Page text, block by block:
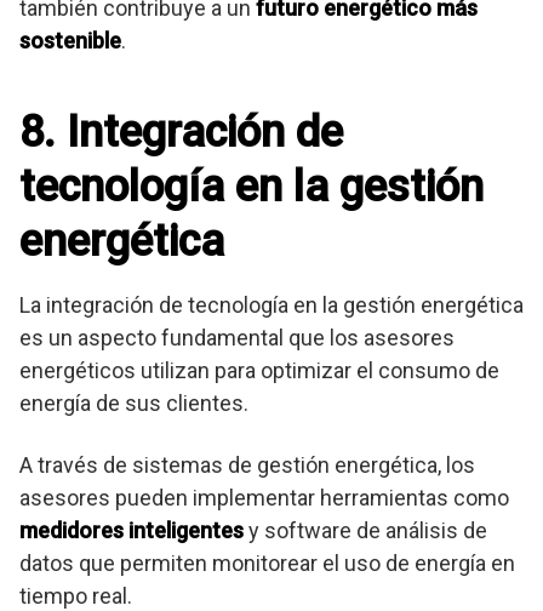
también contribuye a un futuro energético más
sostenible.
8. Integración de
tecnología en la gestión
energética
La integración de tecnología en la gestión energética
es un aspecto fundamental que los asesores
energéticos utilizan para optimizar el consumo de
energía de sus clientes.
A través de sistemas de gestión energética, los
asesores pueden implementar herramientas como
medidores inteligentesy software de análisis de
datos que permiten monitorear el uso de energía en
tiempo real.